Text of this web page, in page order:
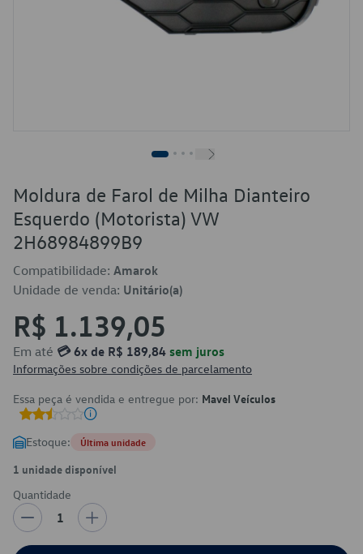
Moldura de Farol de Milha Dianteiro
Esquerdo (Motorista) VW
2H68984899B9
Compatibilidade: Amarok
Unidade de venda: Unitário(a)
R$ 1.139,05
Em até 💳 6x de R$ 189,84 sem juros
Informações sobre condições de parcelamento
Essa peça é vendida e entregue por: Mavel Veículos
Estoque: Última unidade
1 unidade disponível
Quantidade
1